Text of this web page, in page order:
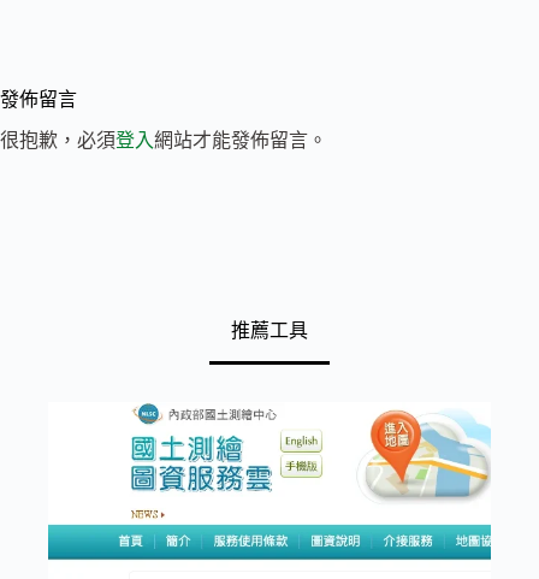
發佈留言
很抱歉，必須登入網站才能發佈留言。
推薦工具